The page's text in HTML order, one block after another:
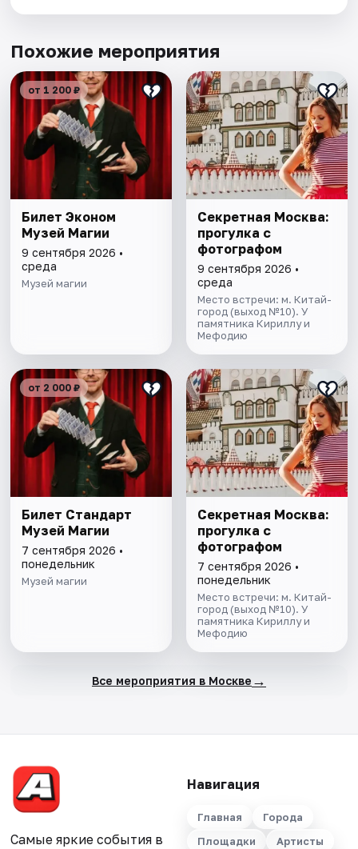
Похожие мероприятия
от 1 200 ₽
Билет Эконом
Музей Магии
9 сентября 2026 •
среда
Музей магии
Секретная Москва:
прогулка с
фотографом
9 сентября 2026 •
среда
Место встречи: м. Китай-
город (выход №10). У
памятника Кириллу и
Мефодию
от 2 000 ₽
Билет Стандарт
Музей Магии
7 сентября 2026 •
понедельник
Музей магии
Секретная Москва:
прогулка с
фотографом
7 сентября 2026 •
понедельник
Место встречи: м. Китай-
город (выход №10). У
памятника Кириллу и
Мефодию
Все мероприятия в Москве →
Самые яркие события в
Навигация
Главная
Города
Площадки
Артисты